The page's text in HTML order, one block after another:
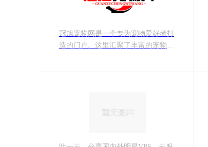
冠旭宠物网是一个专为宠物爱好者打
造的门户。这里汇聚了丰富的宠物知